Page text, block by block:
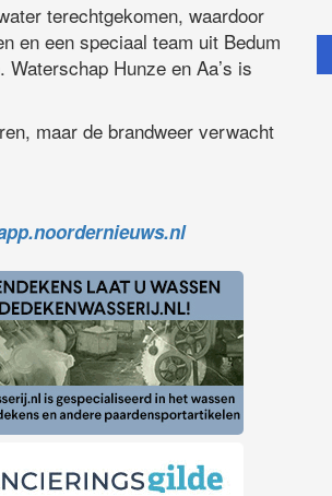
terechtgekomen, waardoor
en een speciaal team uit Bedum
Hunze en Aa’s is
maar de brandweer verwacht